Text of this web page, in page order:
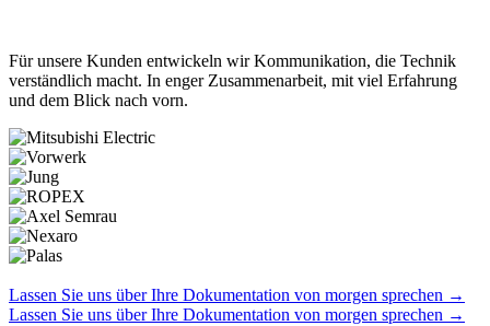
Für unsere Kunden entwickeln wir Kommunikation, die Technik
verständlich macht. In enger Zusammenarbeit, mit viel Erfahrung
und dem Blick nach vorn.
Lassen Sie uns über Ihre Dokumentation von morgen sprechen →
Lassen Sie uns über Ihre Dokumentation von morgen sprechen →